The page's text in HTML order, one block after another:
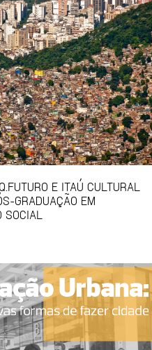
E ITAÚ CULTURAL
GRADUAÇÃO EM
SOCIAL